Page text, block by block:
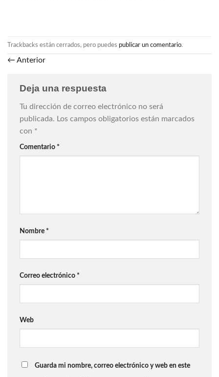
Trackbacks están cerrados, pero puedes publicar un comentario.
← Anterior
Deja una respuesta
Tu dirección de correo electrónico no será
publicada. Los campos obligatorios están marcados
con *
Comentario *
Nombre *
Correo electrónico *
Web
Guarda mi nombre, correo electrónico y web en este